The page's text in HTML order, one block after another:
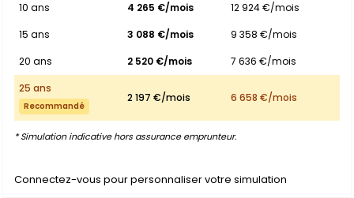
10 ans
4 265 €/mois
12 924 €/mois
15 ans
3 088 €/mois
9 358 €/mois
20 ans
2 520 €/mois
7 636 €/mois
25 ans
Recommandé
2 197 €/mois 6 658 €/mois
* Simulation indicative hors assurance emprunteur.
Connectez-vous pour personnaliser votre simulation